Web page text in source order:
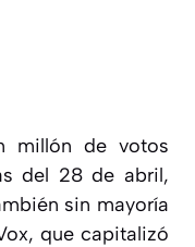
millón de votos
del 28 de abril,
sin mayoría
que capitalizó